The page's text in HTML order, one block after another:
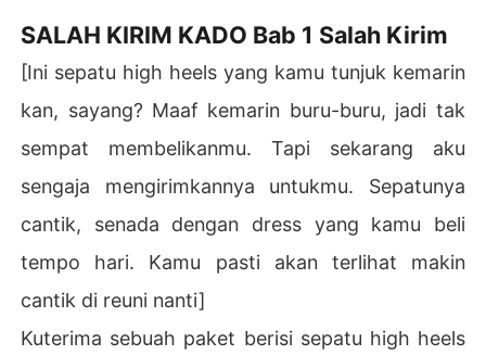
Sarah yang sudah tahu pernikahan suaminya pun memil
iki banyak rencana untuk mempermalukan dan memberi
menggugat cerai.
g Dareen untuk menyatakan cintanya lagi. Daren adalah
sahabat Attar yang tak lain kakak kandung Sarah. Dia m
Siska tak terima saat Indra jatuh miskin. Awalnya dia ma
Siska pun semakin dendam pada Sarah, apalagi saat ta
SALAH KIRIM KADO Bab 1 Salah Kirim
[Ini sepatu high heels yang kamu tunjuk kemarin
kan, sayang? Maaf kemarin buru-buru, jadi tak
sempat membelikanmu. Tapi sekarang aku
sengaja mengirimkannya untukmu. Sepatunya
cantik, senada dengan dress yang kamu beli
tempo hari. Kamu pasti akan terlihat makin
cantik di reuni nanti]
Kuterima sebuah paket berisi sepatu high heels